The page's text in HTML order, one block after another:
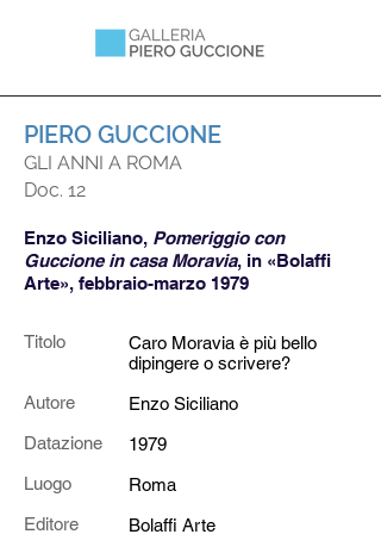
PIERO GUCCIONE
GLI ANNI A ROMA
Doc. 12
Enzo Siciliano, Pomeriggio con
Guccione in casa Moravia, in «Bolaffi
Arte», febbraio-marzo 1979
Titolo
Autore
Datazione
Luogo
Editore
Caro Moravia è più bello
dipingere o scrivere?
Enzo Siciliano
1979
Roma
Bolaffi Arte